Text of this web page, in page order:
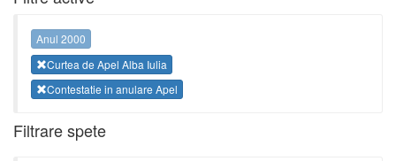
Anul 2000
Curtea de Apel Alba Iulia
Contestatie in anulare Apel
Filtrare spete